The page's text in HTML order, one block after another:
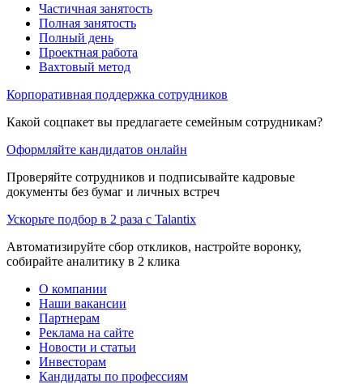
Частичная занятость
Полная занятость
Полный день
Проектная работа
Вахтовый метод
Корпоративная поддержка сотрудников
Какой соцпакет вы предлагаете семейным сотрудникам?
Оформляйте кандидатов онлайн
Проверяйте сотрудников и подписывайте кадровые
документы без бумаг и личных встреч
Ускорьте подбор в 2 раза с Talantix
Автоматизируйте сбор откликов, настройте воронку,
собирайте аналитику в 2 клика
О компании
Наши вакансии
Партнерам
Реклама на сайте
Новости и статьи
Инвесторам
Кандидаты по профессиям